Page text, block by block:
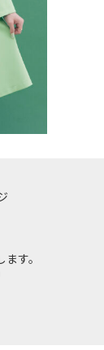
す。